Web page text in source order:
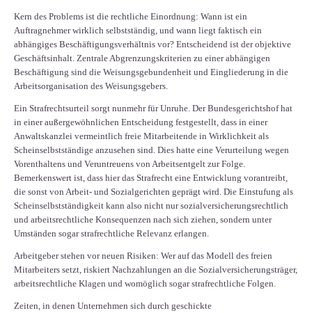
Kern des Problems ist die rechtliche Einordnung: Wann ist ein
Auftragnehmer wirklich selbstständig, und wann liegt faktisch ein
abhängiges Beschäftigungsverhältnis vor? Entscheidend ist der objektive
Geschäftsinhalt. Zentrale Abgrenzungskriterien zu einer abhängigen
Beschäftigung sind die Weisungsgebundenheit und Eingliederung in die
Arbeitsorganisation des Weisungsgebers.
Ein Strafrechtsurteil sorgt nunmehr für Unruhe. Der Bundesgerichtshof hat
in einer außergewöhnlichen Entscheidung festgestellt, dass in einer
Anwaltskanzlei vermeintlich freie Mitarbeitende in Wirklichkeit als
Scheinselbstständige anzusehen sind. Dies hatte eine Verurteilung wegen
Vorenthaltens und Veruntreuens von Arbeitsentgelt zur Folge.
Bemerkenswert ist, dass hier das Strafrecht eine Entwicklung vorantreibt,
die sonst von Arbeit- und Sozialgerichten geprägt wird. Die Einstufung als
Scheinselbstständigkeit kann also nicht nur sozialversicherungsrechtlich
und arbeitsrechtliche Konsequenzen nach sich ziehen, sondern unter
Umständen sogar strafrechtliche Relevanz erlangen.
Arbeitgeber stehen vor neuen Risiken: Wer auf das Modell des freien
Mitarbeiters setzt, riskiert Nachzahlungen an die Sozialversicherungsträger,
arbeitsrechtliche Klagen und womöglich sogar strafrechtliche Folgen.
Zeiten, in denen Unternehmen sich durch geschickte